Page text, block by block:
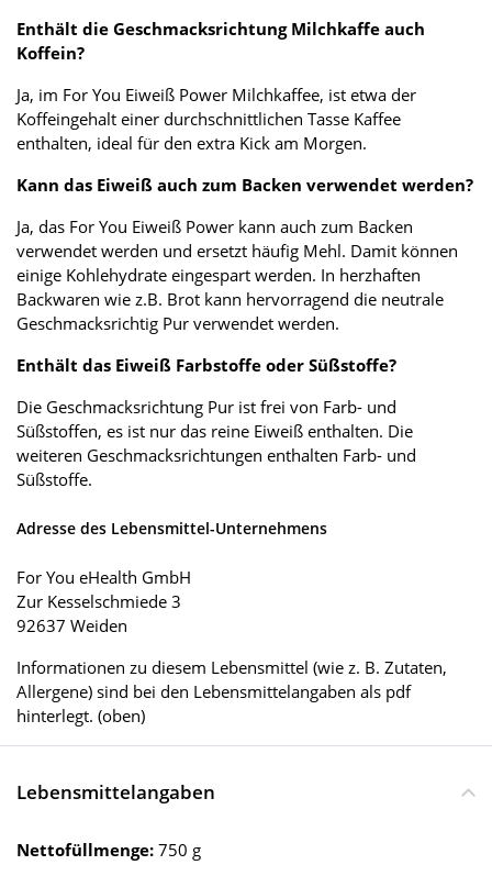
Enthält die Geschmacksrichtung Milchkaffe auch
Koffein?
Ja, im For You Eiweiß Power Milchkaffee, ist etwa der
Koffeingehalt einer durchschnittlichen Tasse Kaffee
enthalten, ideal für den extra Kick am Morgen.
Kann das Eiweiß auch zum Backen verwendet werden?
Ja, das For You Eiweiß Power kann auch zum Backen
verwendet werden und ersetzt häufig Mehl. Damit können
einige Kohlehydrate eingespart werden. In herzhaften
Backwaren wie z.B. Brot kann hervorragend die neutrale
Geschmacksrichtig Pur verwendet werden.
Enthält das Eiweiß Farbstoffe oder Süßstoffe?
Die Geschmacksrichtung Pur ist frei von Farb- und
Süßstoffen, es ist nur das reine Eiweiß enthalten. Die
weiteren Geschmacksrichtungen enthalten Farb- und
Süßstoffe.
Adresse des Lebensmittel-Unternehmens
For You eHealth GmbH
Zur Kesselschmiede 3
92637 Weiden
Informationen zu diesem Lebensmittel (wie z. B. Zutaten,
Allergene) sind bei den Lebensmittelangaben als pdf
hinterlegt. (oben)
Lebensmittelangaben
Nettofüllmenge: 750 g